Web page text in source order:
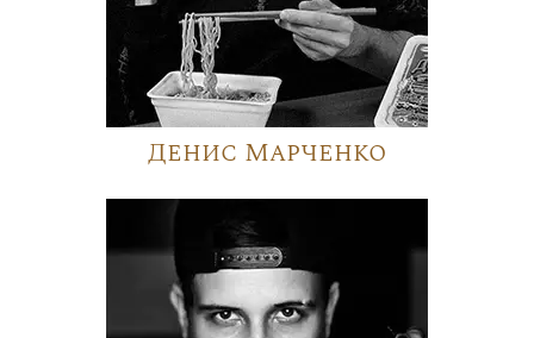
Денис Марченко